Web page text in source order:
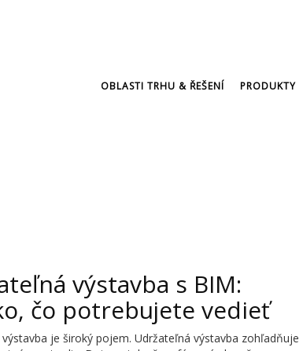
OBLASTI TRHU & ŘEŠENÍ PRODUKTY
výstavba s BIM:
čo potrebujete vedieť
je široký pojem. Udržateľná výstavba zohľadňuje